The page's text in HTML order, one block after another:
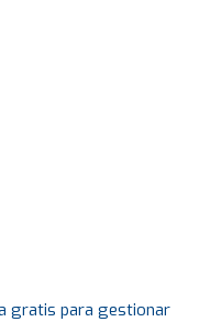
gratis para gestionar